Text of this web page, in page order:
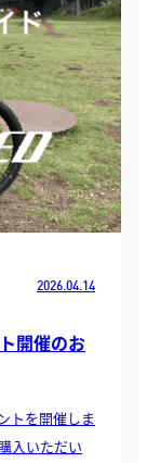
2026.04.14
開催のお
トを開催しま
入いただい